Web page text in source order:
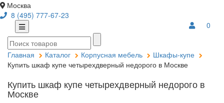
Москва
8 (495) 777-67-23
0
Главная Каталог Корпусная мебель
Шкафы-купе
Купить шкаф купе четырехдверный недорого в Москве
Купить шкаф купе четырехдверный недорого в
Москве